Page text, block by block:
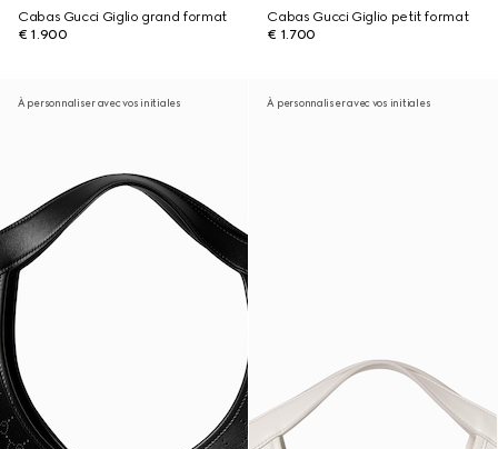
Cabas Gucci Giglio grand format
€ 1.900
Cabas Gucci Giglio petit format
€ 1.700
À personnaliser avec vos initiales À personnaliser avec vos initiales